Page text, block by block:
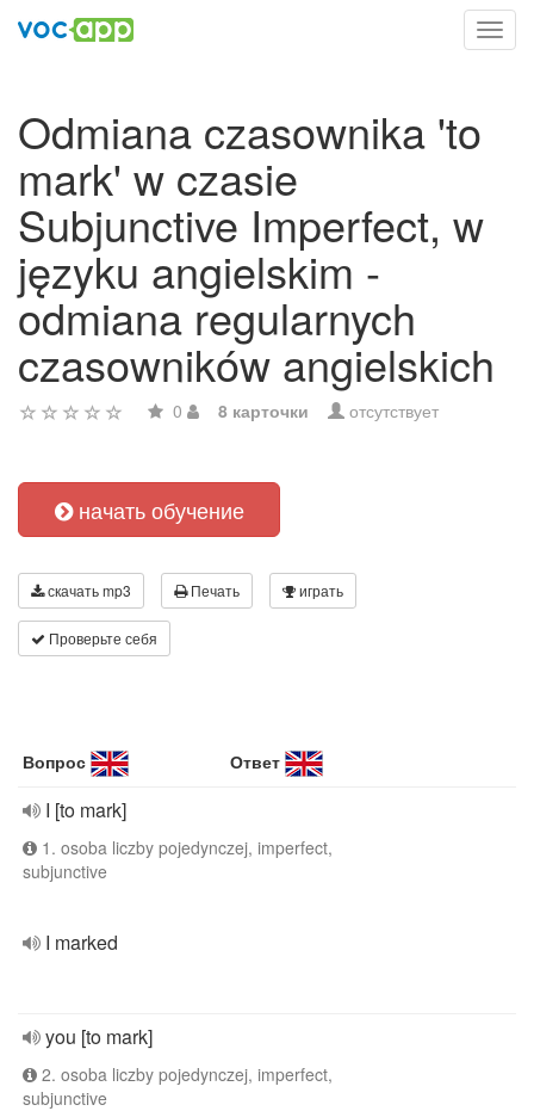
Odmiana czasownika 'to
mark' w czasie
Subjunctive Imperfect, w
języku angielskim -
odmiana regularnych
czasowników angielskich
0 8 карточки отсутствует
начать обучение
скачать mp3 Печать играть
Проверьте себя
Вопрос Ответ
I [to mark]
1. osoba liczby pojedynczej, imperfect,
subjunctive
I marked
you [to mark]
2. osoba liczby pojedynczej, imperfect,
subjunctive